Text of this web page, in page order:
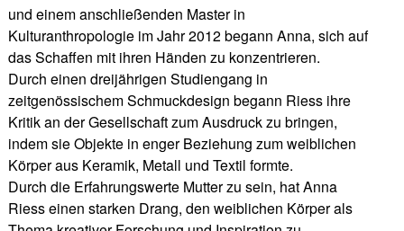
und einem anschließenden Master in
Kulturanthropologie im Jahr 2012 begann Anna, sich auf
das Schaffen mit ihren Händen zu konzentrieren.
Durch einen dreijährigen Studiengang in
zeitgenössischem Schmuckdesign begann Riess ihre
Kritik an der Gesellschaft zum Ausdruck zu bringen,
indem sie Objekte in enger Beziehung zum weiblichen
Körper aus Keramik, Metall und Textil formte.
Durch die Erfahrungswerte Mutter zu sein, hat Anna
Riess einen starken Drang, den weiblichen Körper als